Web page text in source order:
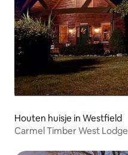
Houten huisje in Westfield
Carmel Timber West Lodge